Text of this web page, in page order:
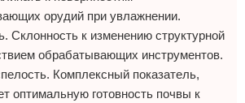
орудий при увлажнении.
Склонность к изменению структурной
обрабатывающих инструментов.
Комплексный показатель,
оптимальную готовность почвы к